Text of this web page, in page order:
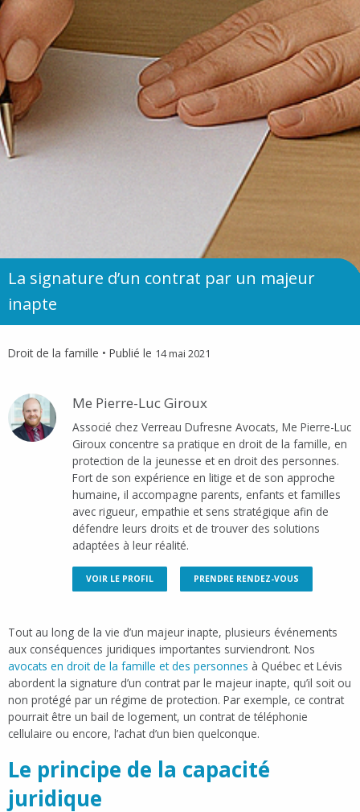
La signature d’un contrat par un majeur
inapte
Droit de la famille • Publié le 14 mai 2021
Me Pierre-Luc Giroux
Associé chez Verreau Dufresne Avocats, Me Pierre-Luc
Giroux concentre sa pratique en droit de la famille, en
protection de la jeunesse et en droit des personnes.
Fort de son expérience en litige et de son approche
humaine, il accompagne parents, enfants et familles
avec rigueur, empathie et sens stratégique afin de
défendre leurs droits et de trouver des solutions
adaptées à leur réalité.
VOIR LE PROFIL PRENDRE RENDEZ-VOUS
Tout au long de la vie d’un majeur inapte, plusieurs événements
aux conséquences juridiques importantes surviendront. Nos
avocats en droit de la famille et des personnes à Québec et Lévis
abordent la signature d’un contrat par le majeur inapte, qu’il soit ou
non protégé par un régime de protection. Par exemple, ce contrat
pourrait être un bail de logement, un contrat de téléphonie
cellulaire ou encore, l’achat d’un bien quelconque.
Le principe de la capacité
juridique